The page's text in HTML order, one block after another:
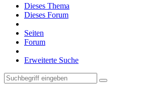
Dieses Thema
Dieses Forum
Seiten
Forum
Erweiterte Suche